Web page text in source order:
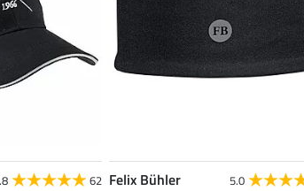
62 Felix Bühler 5.0